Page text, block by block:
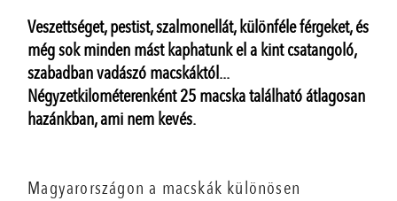
Veszettséget, pestist, szalmonellát, különféle férgeket, és
még sok minden mást kaphatunk el a kint csatangoló,
szabadban vadászó macskáktól...
Négyzetkilométerenként 25 macska található átlagosan
hazánkban, ami nem kevés.
Magyarországon a macskák különösen